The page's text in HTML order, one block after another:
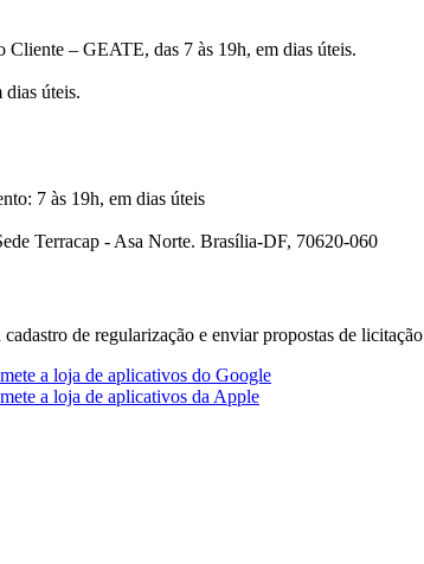
Cliente – GEATE, das 7 às 19h, em dias úteis.
úteis.
7 às 19h, em dias úteis
Terracap - Asa Norte. Brasília-DF, 70620-060
de regularização e enviar propostas de licitação